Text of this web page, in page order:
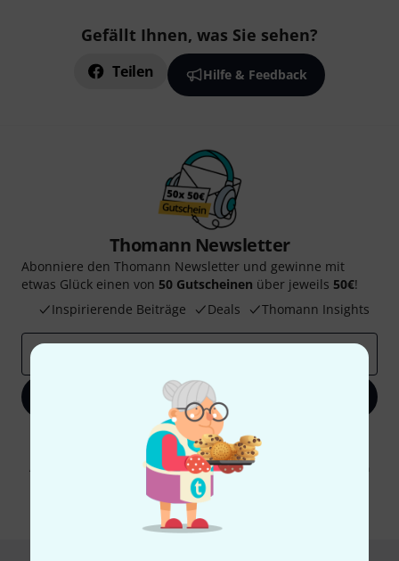
Gefällt Ihnen, was Sie sehen?
Teilen Hilfe & Feedback
Thomann Newsletter
Abonniere den Thomann Newsletter und gewinne mit
etwas Glück einen von 50 Gutscheinen über jeweils 50€!
Inspirierende Beiträge
Deals Thomann Insights
Jetzt anmelden
Mit Klick auf „Jetzt anmelden“ stimmen Sie dem Erhalt von E-Mail-
Werbung und einer Messung des E-Mail-Nutzungsverhaltens zu. Die
Abmeldung ist jederzeit möglich. Weitere Informationen finden Sie in
Datenschutzhinweisen
* Pflichtfeld